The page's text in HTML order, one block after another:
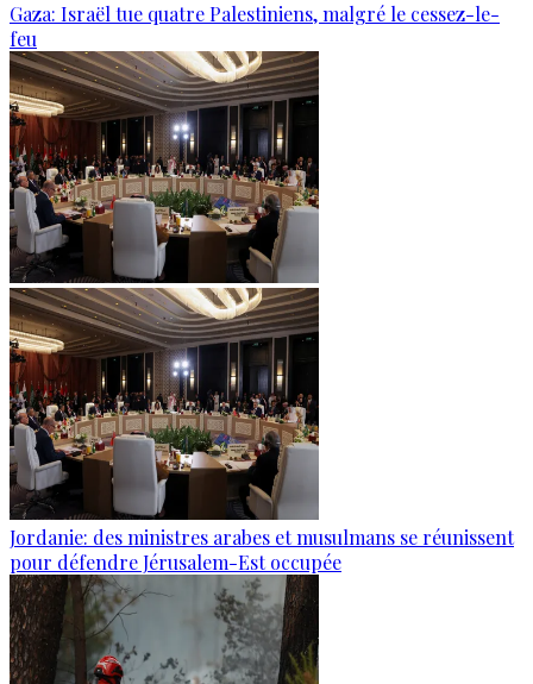
Gaza: Israël tue quatre Palestiniens, malgré le cessez-le-
feu
Jordanie: des ministres arabes et musulmans se réunissent
pour défendre Jérusalem-Est occupée